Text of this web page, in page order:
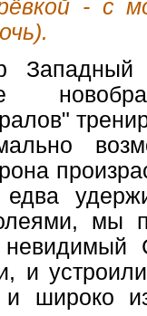
- с
.
Западный
едва
мы
и
и широко